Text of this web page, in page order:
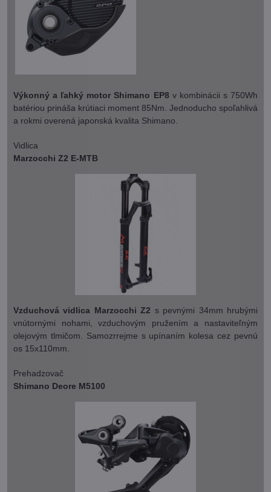
Výkonný a ľahký motor Shimano EP8 v kombinácii s 750Wh
batériou prináša krútiaci moment 85Nm. Jednoducho spoľahlivá
a rokmi overená japonská kvalita Shimano.
Vidlica
Marzocchi Z2 E-MTB
Vzduchová vidlica Marzocchi Z2 s pevnými 34mm hrubými
vnútornými nohami, vzduchovým pružením a nastaviteľným
olejovým tlmičom. Samozrrejme s upínaním kolesa cez pevnú
os 15x110mm.
Prehadzovač
Shimano Deore M5100